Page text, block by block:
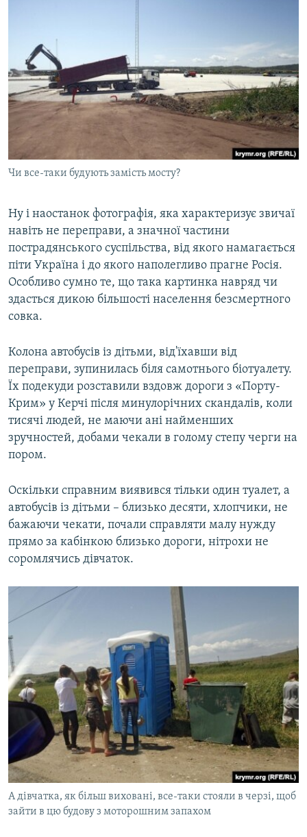
Чи все-таки будують замість мосту?
Ну і наостанок фотографія, яка характеризує звичаї
навіть не переправи, а значної частини
пострадянського суспільства, від якого намагається
піти Україна і до якого наполегливо прагне Росія.
Особливо сумно те, що така картинка навряд чи
здасться дикою більшості населення безсмертного
совка.
Колона автобусів із дітьми, від'їхавши від
переправи, зупинилась біля самотнього біотуалету.
Їх подекуди розставили вздовж дороги з «Порту-
Крим» у Керчі після минулорічних скандалів, коли
тисячі людей, не маючи ані найменших
зручностей, добами чекали в голому степу черги на
пором.
Оскільки справним виявився тільки один туалет, а
автобусів із дітьми – близько десяти, хлопчики, не
бажаючи чекати, почали справляти малу нужду
прямо за кабінкою близько дороги, нітрохи не
соромлячись дівчаток.
А дівчатка, як більш виховані, все-таки стояли в черзі, щоб
зайти в цю будову з моторошним запахом